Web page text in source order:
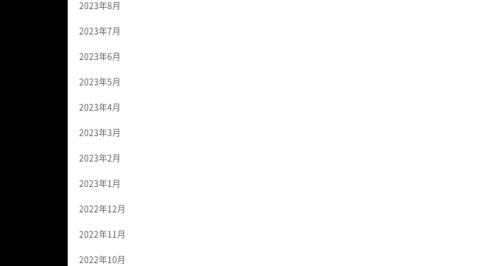
2023年8月
2023年7月
2023年6月
2023年5月
2023年4月
2023年3月
2023年2月
2023年1月
2022年12月
2022年11月
2022年10月